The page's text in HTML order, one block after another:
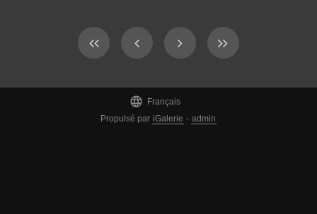

Français
Propulsé par iGalerie - admin